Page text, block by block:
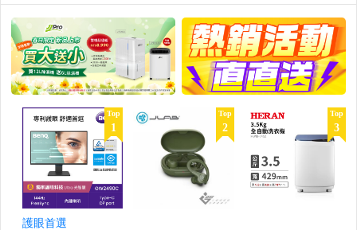
Top
1
護眼首選
Top
2
Top
3